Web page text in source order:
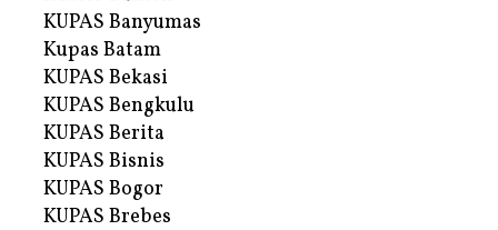
KUPAS Banyumas
Kupas Batam
KUPAS Bekasi
KUPAS Bengkulu
KUPAS Berita
KUPAS Bisnis
KUPAS Bogor
KUPAS Brebes